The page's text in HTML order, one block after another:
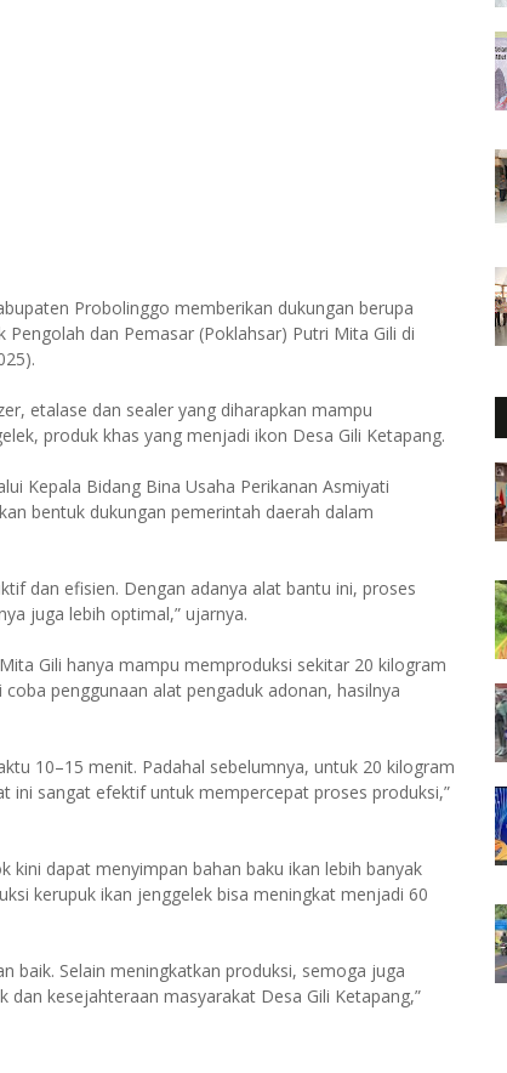
Probolinggo memberikan dukungan berupa
dan Pemasar (Poklahsar) Putri Mita Gili di
etalase dan sealer yang diharapkan mampu
produk khas yang menjadi ikon Desa Gili Ketapang.
Kepala Bidang Bina Usaha Perikanan Asmiyati
bentuk dukungan pemerintah daerah dalam
dan efisien. Dengan adanya alat bantu ini, proses
juga lebih optimal,” ujarnya.
Gili hanya mampu memproduksi sekitar 20 kilogram
penggunaan alat pengaduk adonan, hasilnya
10–15 menit. Padahal sebelumnya, untuk 20 kilogram
ini sangat efektif untuk mempercepat proses produksi,”
dapat menyimpan bahan baku ikan lebih banyak
kerupuk ikan jenggelek bisa meningkat menjadi 60
baik. Selain meningkatkan produksi, semoga juga
kesejahteraan masyarakat Desa Gili Ketapang,”